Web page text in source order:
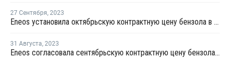
27 Сентября, 2023
Eneos установила октябрьскую контрактную цену бензола в Азии
31 Августа, 2023
Eneos согласовала сентябрьскую контрактную цену бензола в Азии